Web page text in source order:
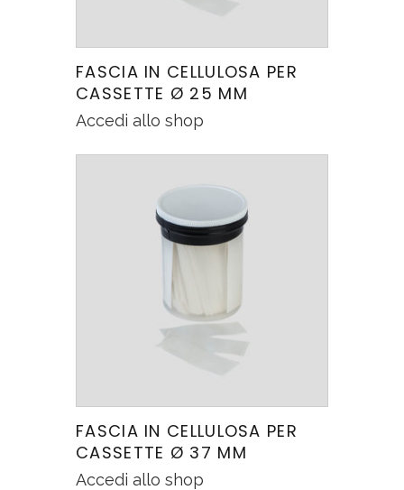
FASCIA IN CELLULOSA PER
CASSETTE Ø 25 MM
Accedi allo shop
FASCIA IN CELLULOSA PER
CASSETTE Ø 37 MM
Accedi allo shop